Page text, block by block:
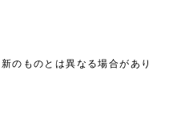
のものとは異なる場合があり